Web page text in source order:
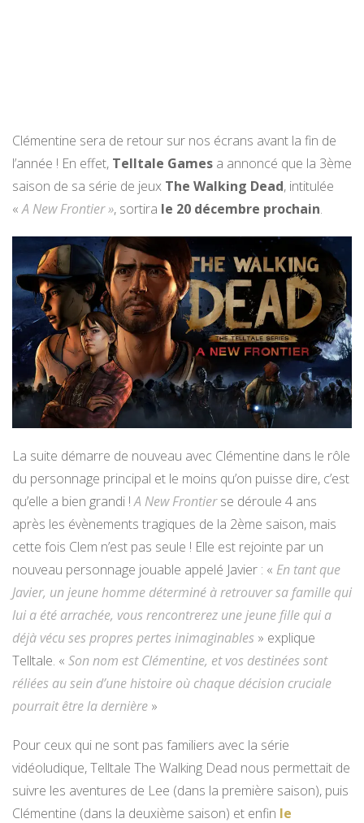
Clémentine sera de retour sur nos écrans avant la fin de
l’année ! En effet, Telltale Games a annoncé que la 3ème
saison de sa série de jeux The Walking Dead, intitulée
«A New Frontier », sortira le 20 décembre prochain.
La suite démarre de nouveau avec Clémentine dans le rôle
du personnage principal et le moins qu’on puisse dire, c’est
qu’elle a bien grandi !A New Frontierse déroule 4 ans
après les évènements tragiques de la 2ème saison, mais
cette fois Clem n’est pas seule ! Elle est rejointe par un
nouveau personnage jouable appelé Javier : « En tant que
Javier, un jeune homme déterminé à retrouver sa famille qui
lui a été arrachée, vous rencontrerez une jeune fille qui a
déjà vécu ses propres pertes inimaginables » explique
Telltale. « Son nom est Clémentine, et vos destinées sont
réliées au sein d’une histoire où chaque décision cruciale
pourrait être la dernière »
Pour ceux qui ne sont pas familiers avec la série
vidéoludique, Telltale The Walking Dead nous permettait de
suivre les aventures de Lee (dans la première saison), puis
Clémentine (dans la deuxième saison) et enfin le